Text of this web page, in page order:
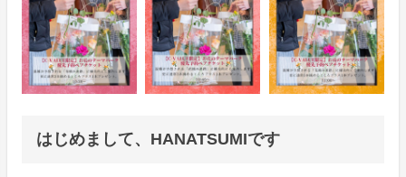
はじめまして、HANATSUMIです